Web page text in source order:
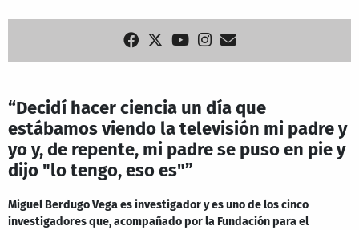
“Decidí hacer ciencia un día que
estábamos viendo la televisión mi padre y
yo y, de repente, mi padre se puso en pie y
dijo "lo tengo, eso es"”
Miguel Berdugo Vega es investigador y es uno de los cinco
investigadores que, acompañado por la Fundación para el